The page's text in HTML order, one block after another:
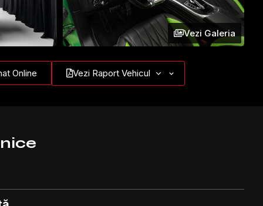
Vezi Galeria
Online Vezi Raport Vehicul